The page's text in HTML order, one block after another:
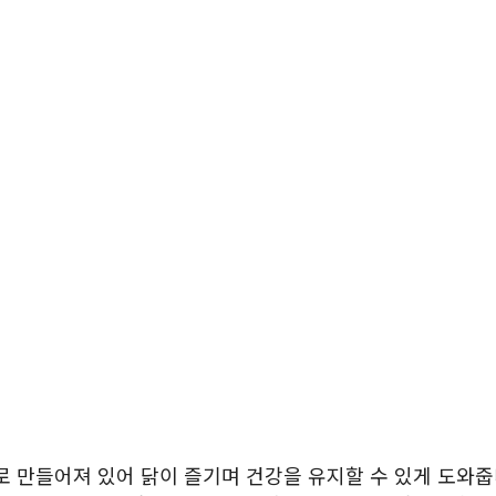
들어져 있어 닭이 즐기며 건강을 유지할 수 있게 도와